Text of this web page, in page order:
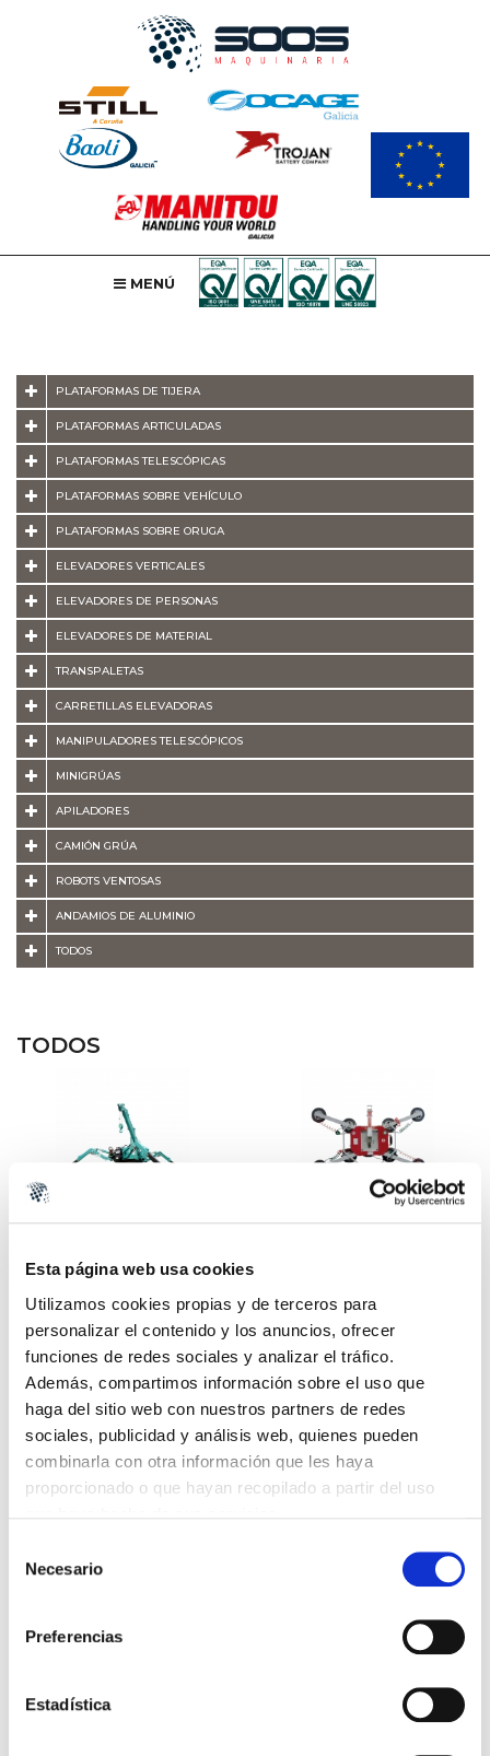
Esta página web usa cookies
Utilizamos cookies propias y de terceros para
personalizar el contenido y los anuncios, ofrecer
funciones de redes sociales y analizar el tráfico.
Además, compartimos información sobre el uso que
haga del sitio web con nuestros partners de redes
sociales, publicidad y análisis web, quienes pueden
combinarla con otra información que les haya
proporcionado o que hayan recopilado a partir del uso
Necesario
Preferencias
Estadística
MENÚ
PLATAFORMAS DE TIJERA
PLATAFORMAS ARTICULADAS
PLATAFORMAS TELESCÓPICAS
PLATAFORMAS SOBRE VEHÍCULO
PLATAFORMAS SOBRE ORUGA
ELEVADORES VERTICALES
ELEVADORES DE PERSONAS
ELEVADORES DE MATERIAL
TRANSPALETAS
CARRETILLAS ELEVADORAS
MANIPULADORES TELESCÓPICOS
MINIGRÚAS
APILADORES
CAMIÓN GRÚA
ROBOTS VENTOSAS
ANDAMIOS DE ALUMINIO
TODOS
TODOS
MAEDA MC-285
UPLIFTER UPG-600-2
JEKKO XPX532
DIESEL
MANITOU MT-420
LIFT SMART MLM-16